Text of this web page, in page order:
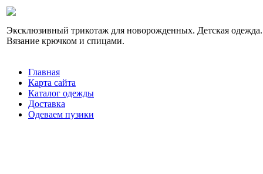
Эксклюзивный трикотаж для новорожденных. Детская одежда.
Вязание крючком и спицами.
Главная
Карта сайта
Каталог одежды
Доставка
Одеваем пузики